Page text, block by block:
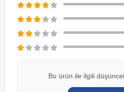
Bu ürün ile ilgili